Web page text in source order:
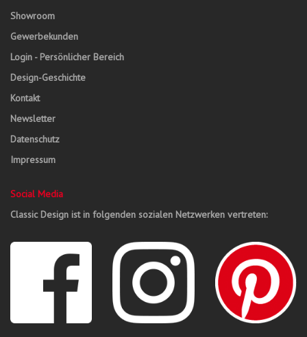
Showroom
Gewerbekunden
Login - Persönlicher Bereich
Design-Geschichte
Kontakt
Newsletter
Datenschutz
Impressum
Social Media
Classic Design ist in folgenden sozialen Netzwerken vertreten: